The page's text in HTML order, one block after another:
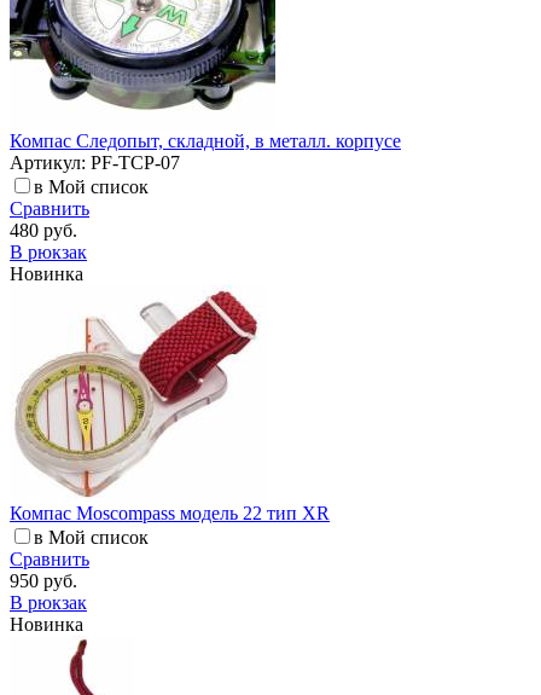
Компас Следопыт, складной, в металл. корпусе
Артикул: PF-TCP-07
в Мой список
Сравнить
480 руб.
В рюкзак
Новинка
Компас Moscompass модель 22 тип XR
в Мой список
Сравнить
950 руб.
В рюкзак
Новинка